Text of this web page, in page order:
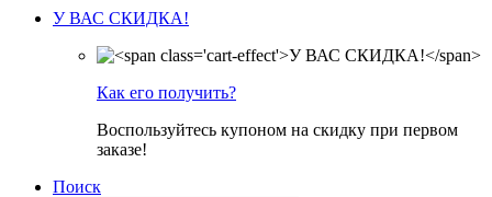
У ВАС СКИДКА!
Как его получить?
Воспользуйтесь купоном на скидку при первом
заказе!
Поиск